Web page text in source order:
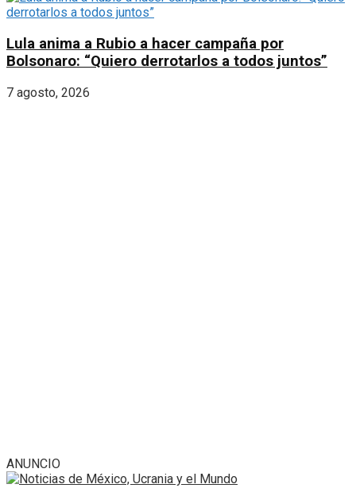
Lula anima a Rubio a hacer campaña por
Bolsonaro: “Quiero derrotarlos a todos juntos”
7 agosto, 2026
ANUNCIO